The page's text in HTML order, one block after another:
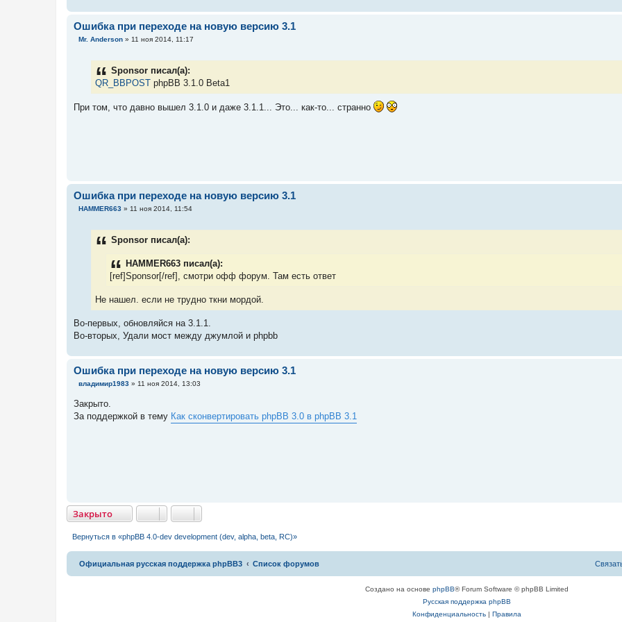
Ошибка при переходе на новую версию 3.1
С
е
Mr. Anderson » 11 ноя 2014, 11:17
Sponsor писал(а):
QR_BBPOST phpBB 3.1.0 Beta1
При том, что давно вышел 3.1.0 и даже 3.1.1... Это... как-то... странно
Ошибка при переходе на новую версию 3.1
С
HAMMER663 » 11 ноя 2014, 11:54
Sponsor писал(а):
HAMMER663 писал(а):
[ref]Sponsor[/ref], смотри офф форум. Там есть ответ
Не нашел. если не трудно ткни мордой.
Во-первых, обновляйся на 3.1.1.
Во-вторых, Удали мост между джумлой и phpbb
Ошибка при переходе на новую версию 3.1
С
б
щ
владимир1983 » 11 ноя 2014, 13:03
Закрыто.
За поддержкой в тему Как сконвертировать phpBB 3.0 в phpBB 3.1
Закрыто
Закрыто
Вернуться в «phpBB 4.0-dev development (dev, alpha, beta, RC)»
Официальная русская поддержка phpBB3 Список форумов
Связаться с
Связат
Создано на основе phpBB® Forum Software © phpBB Limited
Русская поддержка phpBB
Конфиденциальность| Правила